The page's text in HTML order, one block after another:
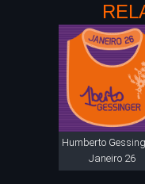
Humberto
Janeiro 26